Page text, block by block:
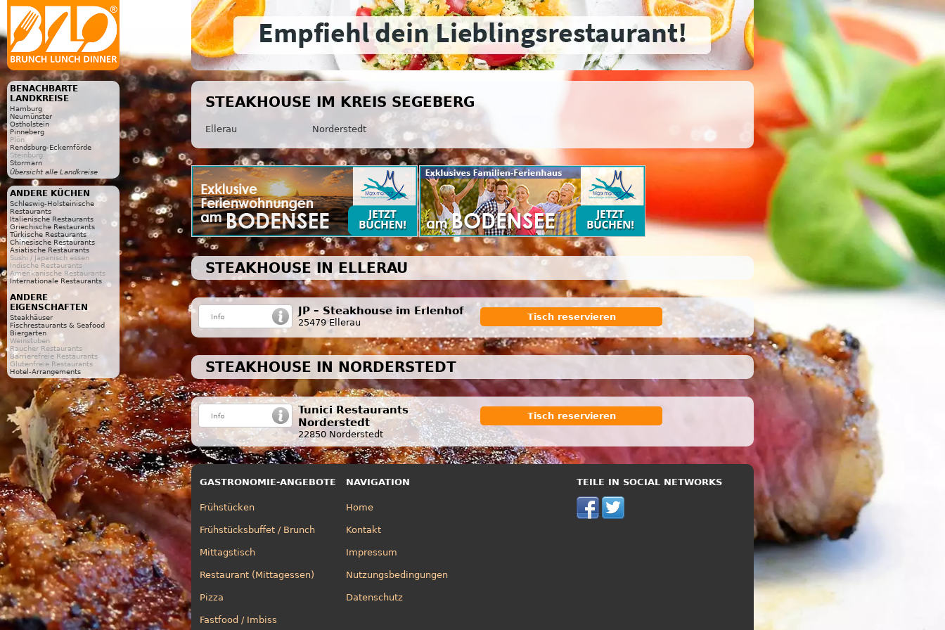
BENACHBARTE
LANDKREISE
Hamburg
Neumünster
Ostholstein
Pinneberg
Plön
Rendsburg-Eckernförde
Steinburg
Stormarn
Übersicht alle Landkreise
ANDERE KÜCHEN
Schleswig-Holsteinische
Restaurants
Italienische Restaurants
Griechische Restaurants
Türkische Restaurants
Chinesische Restaurants
Asiatische Restaurants
Sushi / Japanisch essen
Indische Restaurants
Amerikanische Restaurants
Internationale Restaurants
ANDERE
EIGENSCHAFTEN
Steakhäuser
Fischrestaurants & Seafood
Biergarten
Weinstuben
Raucher Restaurants
Barrierefreie Restaurants
Glutenfreie Restaurants
Hotel-Arrangements
STEAKHOUSE IM KREIS SEGEBERG
Ellerau Norderstedt
STEAKHOUSE IN ELLERAU
JP – Steakhouse im Erlenhof
25479 Ellerau
Tisch reservieren
STEAKHOUSE IN NORDERSTEDT
Tunici Restaurants
Norderstedt
22850 Norderstedt
Tisch reservieren
GASTRONOMIE-ANGEBOTE
Frühstücken
Frühstücksbuffet / Brunch
Mittagstisch
Restaurant (Mittagessen)
Pizza
Fastfood / Imbiss
NAVIGATION
Home
Kontakt
Impressum
Nutzungsbedingungen
Datenschutz
TEILE IN SOCIAL NETWORKS